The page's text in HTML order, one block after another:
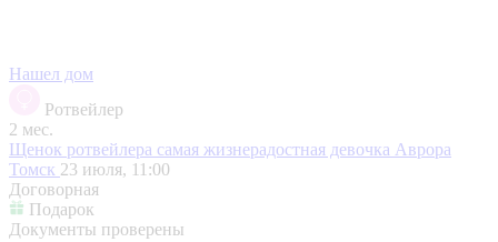
Нашел дом
Ротвейлер
2 мес.
Щенок ротвейлера самая жизнерадостная девочка Аврора
Томск 23 июля, 11:00
Договорная
Подарок
Документы проверены